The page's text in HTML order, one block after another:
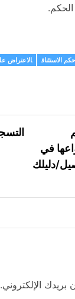
الحكم.
الاستئناف الاعتراض
في
دليلك
الإلكتروني.